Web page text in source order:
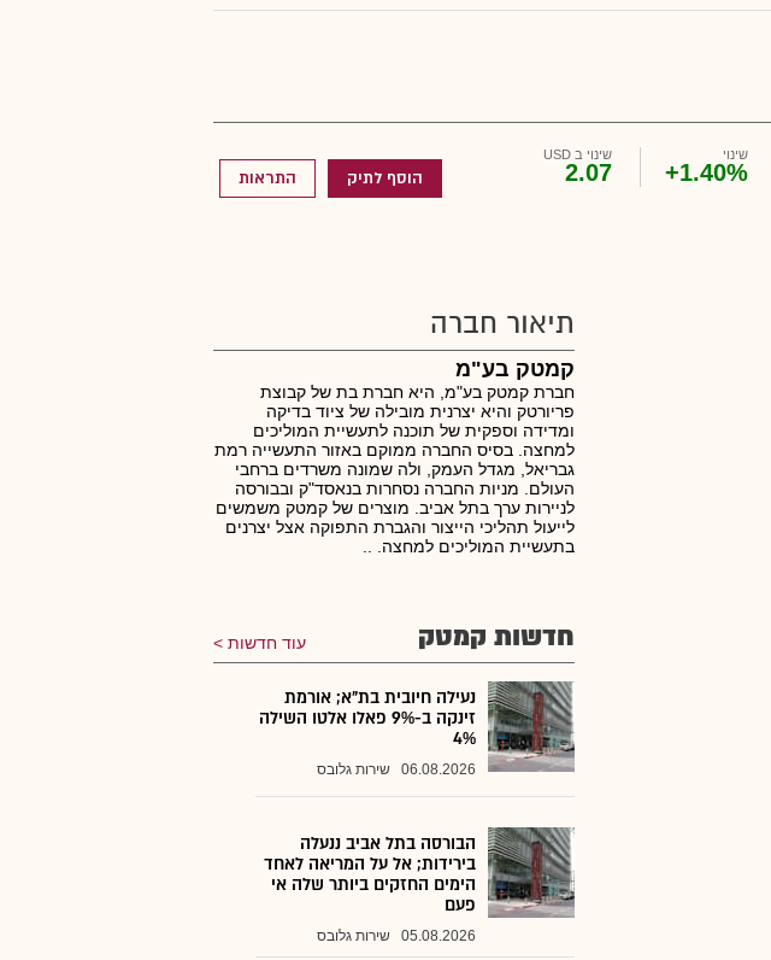
שינוי
+1.40%
שינוי ב USD
2.07 הוסף לתיק התראות
תיאור חברה
קמטק בע"מ
חברת קמטק בע"מ, היא חברת בת של קבוצת
פריורטק והיא יצרנית מובילה של ציוד בדיקה
ומדידה וספקית של תוכנה לתעשיית המוליכים
למחצה. בסיס החברה ממוקם באזור התעשייה רמת
גבריאל, מגדל העמק, ולה שמונה משרדים ברחבי
העולם. מניות החברה נסחרות בנאסד"ק ובבורסה
לניירות ערך בתל אביב. מוצרים של קמטק משמשים
לייעול תהליכי הייצור והגברת התפוקה אצל יצרנים
בתעשיית המוליכים למחצה. ..
חדשות קמטק עוד חדשות
נעילה חיובית בת"א; אורמת
זינקה ב-9% פאלו אלטו השילה
4%
06.08.2026 שירות גלובס
הבורסה בתל אביב ננעלה
בירידות; אל על המריאה לאחד
הימים החזקים ביותר שלה אי
פעם
05.08.2026 שירות גלובס